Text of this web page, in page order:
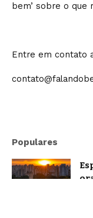
bem’ sobre o que
Entre em contato
Populares